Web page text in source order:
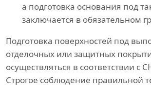
а подготовка основания под
заключается в обязательном
Подготовка поверхностей под
отделочных или защитных
осуществляться в соответствии с
Строгое соблюдение правильной